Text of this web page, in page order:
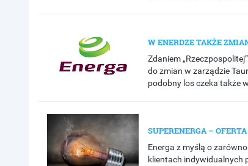
W ENERDZE TAKŻE
Zdaniem
do zmian w zarządzie
podobny los czeka także
SUPERENERGA –
Energa z myślą o
klientach indywidualnych